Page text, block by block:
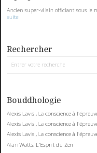
Ancien super-vilain officiant sous le
suite
Rechercher
Bouddhologie
Alexis Lavis , La conscience à
Alexis Lavis , La conscience à
Alexis Lavis , La conscience à
Alan Watts, L'Esprit du Zen